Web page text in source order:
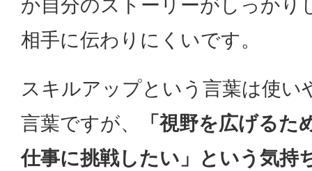
か自分のストーリーがしっかり
相手に伝わりにくいです。
スキルアップという言葉は使い
言葉ですが、
「視野を広げるた
仕事に挑戦したい」という気持